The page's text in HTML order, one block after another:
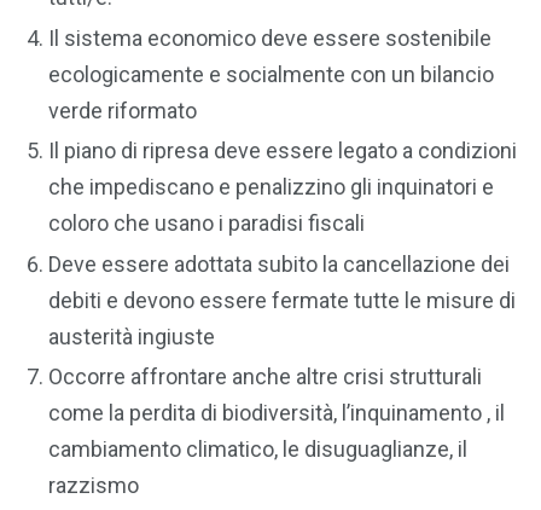
Il sistema economico deve essere sostenibile
ecologicamente e socialmente con un bilancio
verde riformato
Il piano di ripresa deve essere legato a condizioni
che impediscano e penalizzino gli inquinatori e
coloro che usano i paradisi fiscali
Deve essere adottata subito la cancellazione dei
debiti e devono essere fermate tutte le misure di
austerità ingiuste
Occorre affrontare anche altre crisi strutturali
come la perdita di biodiversità, l’inquinamento , il
cambiamento climatico, le disuguaglianze, il
razzismo